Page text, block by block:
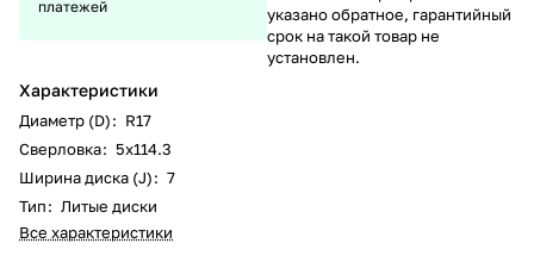
платежей
Характеристики
Диаметр (D): R17
Сверловка: 5х114.3
Ширина диска (J): 7
Тип: Литые диски
Все характеристики
указано обратное, гарантийный
срок на такой товар не
установлен.